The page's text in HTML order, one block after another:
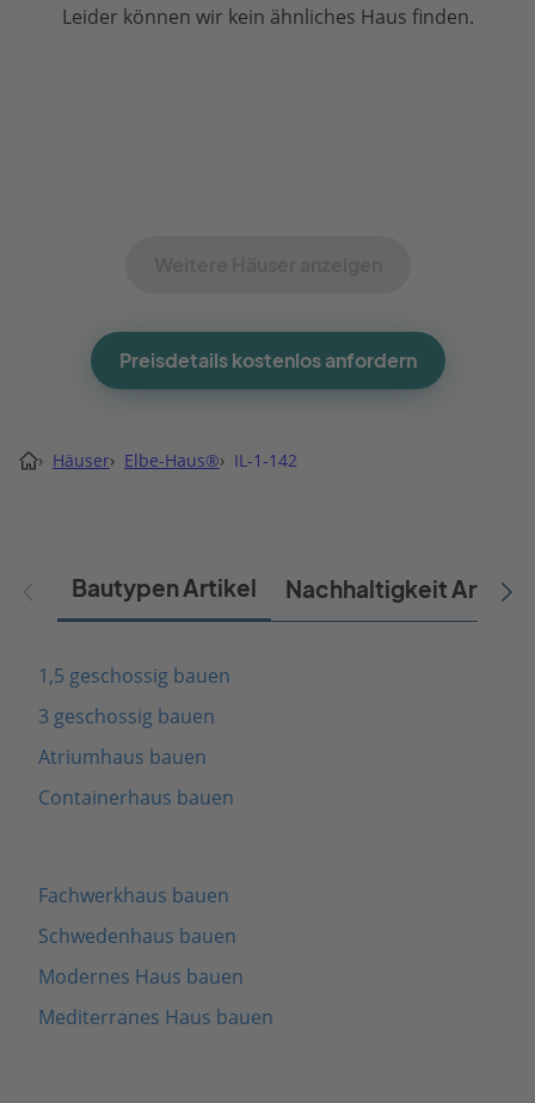
Leider können wir kein ähnliches Haus finden.
Preisdetails kostenlos anfordern
› Häuser› Elbe-Haus®› IL-1-142
Bautypen Artikel Nachhaltigkeit Artikel
1,5 geschossig bauen
3 geschossig bauen
Atriumhaus bauen
Containerhaus bauen
Fachwerkhaus bauen
Schwedenhaus bauen
Modernes Haus bauen
Mediterranes Haus bauen